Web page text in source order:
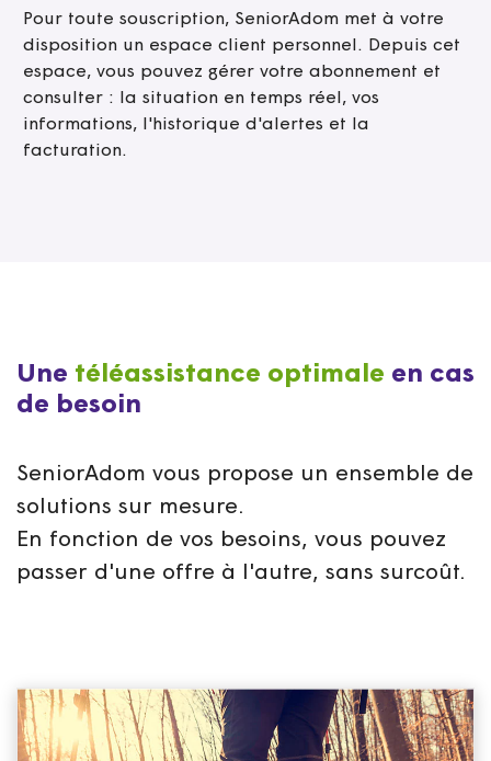
Pour toute souscription, SeniorAdom met à votre
disposition un espace client personnel. Depuis cet
espace, vous pouvez gérer votre abonnement et
consulter : la situation en temps réel, vos
informations, l'historique d'alertes et la
facturation.
Une téléassistance optimale en cas
de besoin
SeniorAdom vous propose un ensemble de
solutions sur mesure.
En fonction de vos besoins, vous pouvez
passer d'une offre à l'autre, sans surcoût.